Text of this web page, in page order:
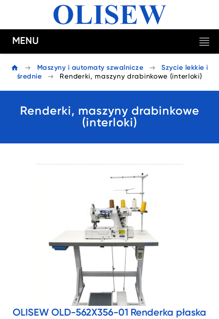
MENU
Maszyny i automaty szwalnicze
Szycie lekkie i
średnie
Renderki, maszyny drabinkowe (interloki)
Renderki, maszyny drabinkowe
(interloki)
OLISEW OLD-562X356-01 Renderka płaska